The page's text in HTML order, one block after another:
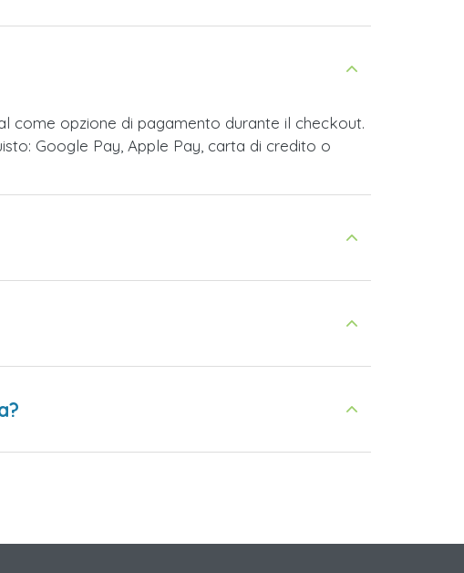
come opzione di pagamento durante il checkout.
Google Pay, Apple Pay, carta di credito o